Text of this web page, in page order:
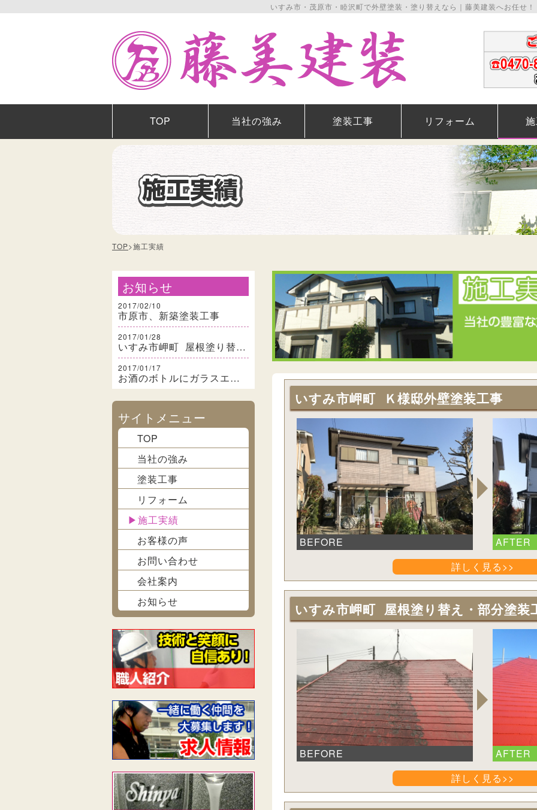
いすみ市・茂原市・睦沢町で外壁塗装・塗り替えなら｜藤美建装へお任せ！
TOP 当社の強み 塗装工事 リフォーム
TOP>施工実績
いすみ市岬町 Ｋ様邸外壁塗装工事
BEFORE
AFTER
詳しく見る>>
いすみ市岬町 屋根塗り替え・部分塗装
BEFORE
AFTER
詳しく見る>>
お知らせ
2017/02/10
市原市、新築塗装工事
2017/01/28
いすみ市岬町 屋根塗り替え・部分塗装工事
2017/01/17
お酒のボトルにガラスエッチング
サイトメニュー
TOP
当社の強み
塗装工事
リフォーム
施工実績
お客様の声
お問い合わせ
会社案内
お知らせ